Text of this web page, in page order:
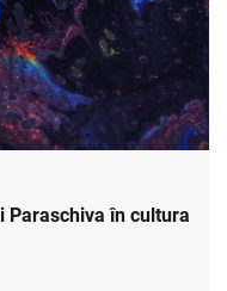
Paraschiva în cultura